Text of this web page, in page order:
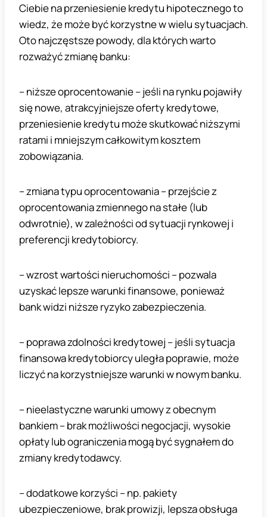
Ciebie na przeniesienie kredytu hipotecznego to
wiedz, że może być korzystne w wielu sytuacjach.
Oto najczęstsze powody, dla których warto
rozważyć zmianę banku:
– niższe oprocentowanie – jeśli na rynku pojawiły
się nowe, atrakcyjniejsze oferty kredytowe,
przeniesienie kredytu może skutkować niższymi
ratami i mniejszym całkowitym kosztem
zobowiązania.
– zmiana typu oprocentowania – przejście z
oprocentowania zmiennego na stałe (lub
odwrotnie), w zależności od sytuacji rynkowej i
preferencji kredytobiorcy.
– wzrost wartości nieruchomości – pozwala
uzyskać lepsze warunki finansowe, ponieważ
bank widzi niższe ryzyko zabezpieczenia.
– poprawa zdolności kredytowej – jeśli sytuacja
finansowa kredytobiorcy uległa poprawie, może
liczyć na korzystniejsze warunki w nowym banku.
– nieelastyczne warunki umowy z obecnym
bankiem – brak możliwości negocjacji, wysokie
opłaty lub ograniczenia mogą być sygnałem do
zmiany kredytodawcy.
– dodatkowe korzyści – np. pakiety
ubezpieczeniowe, brak prowizji, lepsza obsługa